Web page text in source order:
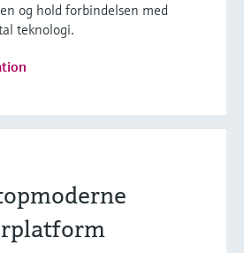
og hold forbindelsen med
teknologi.